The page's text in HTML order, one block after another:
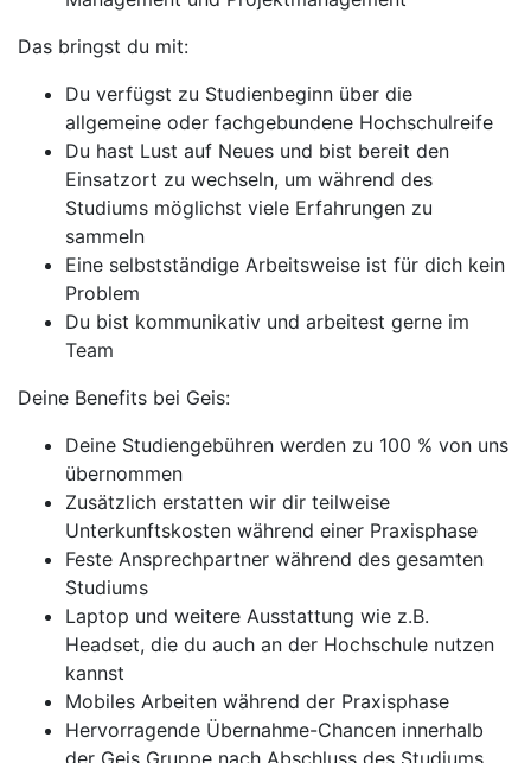
Das bringst du mit:
Du verfügst zu Studienbeginn über die
allgemeine oder fachgebundene Hochschulreife
Du hast Lust auf Neues und bist bereit den
Einsatzort zu wechseln, um während des
Studiums möglichst viele Erfahrungen zu
sammeln
Eine selbstständige Arbeitsweise ist für dich kein
Problem
Du bist kommunikativ und arbeitest gerne im
Team
Deine Benefits bei Geis:
Deine Studiengebühren werden zu 100 % von uns
übernommen
Zusätzlich erstatten wir dir teilweise
Unterkunftskosten während einer Praxisphase
Feste Ansprechpartner während des gesamten
Studiums
Laptop und weitere Ausstattung wie z.B.
Headset, die du auch an der Hochschule nutzen
kannst
Mobiles Arbeiten während der Praxisphase
Hervorragende Übernahme-Chancen innerhalb
der Geis Gruppe nach Abschluss des Studiums